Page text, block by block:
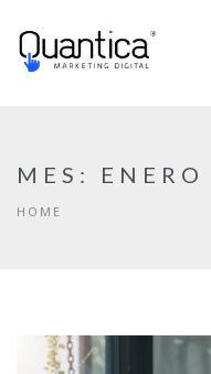
MES:
HOME